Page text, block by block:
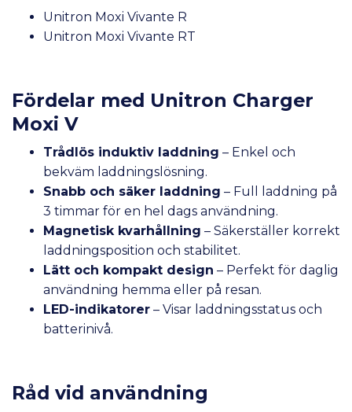
Unitron Moxi Vivante R
Unitron Moxi Vivante RT
Fördelar med Unitron Charger
Moxi V
Trådlös induktiv laddning – Enkel och
bekväm laddningslösning.
Snabb och säker laddning – Full laddning på
3 timmar för en hel dags användning.
Magnetisk kvarhållning – Säkerställer korrekt
laddningsposition och stabilitet.
Lätt och kompakt design – Perfekt för daglig
användning hemma eller på resan.
LED-indikatorer – Visar laddningsstatus och
batterinivå.
Råd vid användning